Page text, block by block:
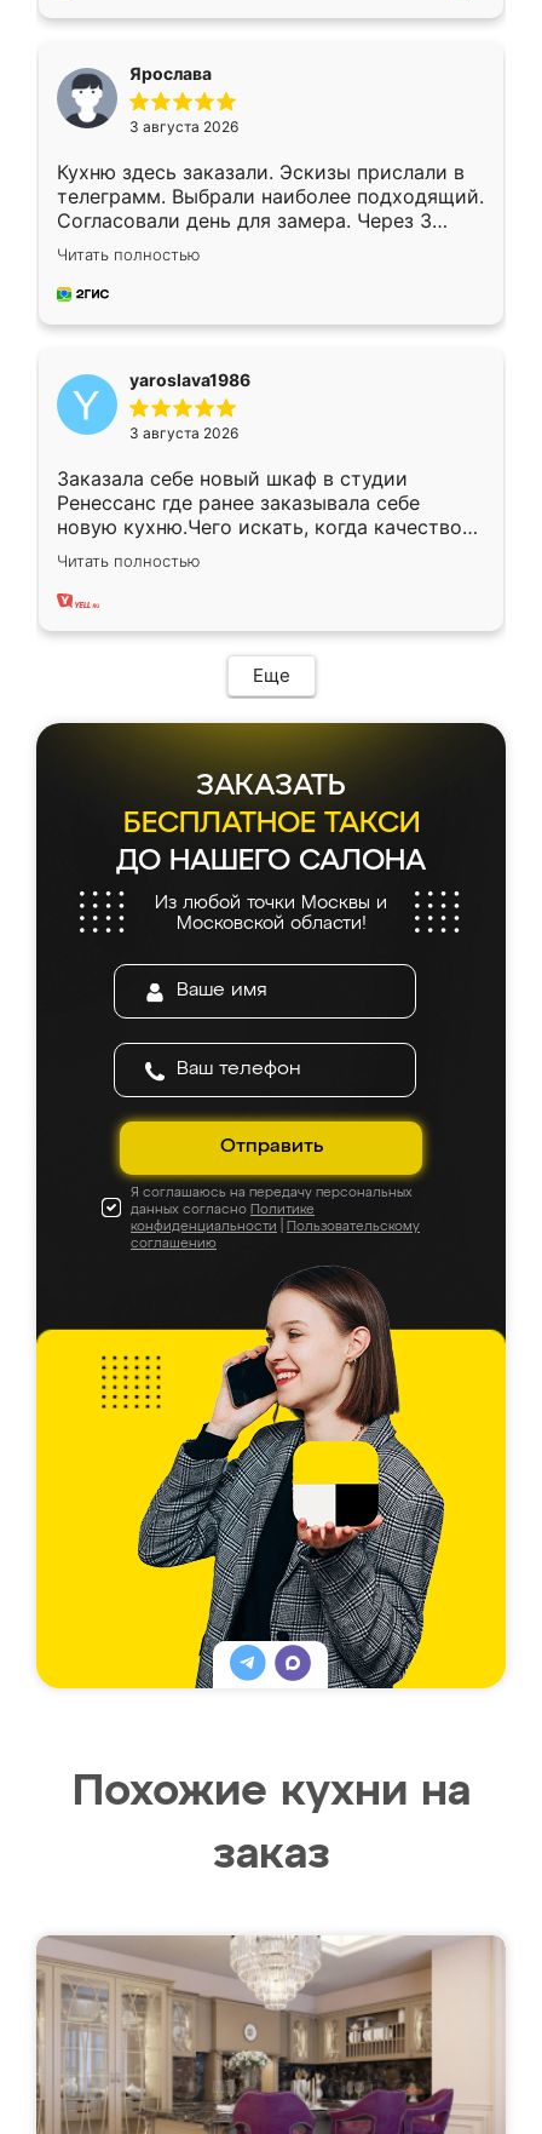
Ярослава
3 августа 2026
Кухню здесь заказали. Эскизы прислали в
телеграмм. Выбрали наиболее подходящий.
Согласовали день для замера. Через 3
недели кухня была уже готова. Остались
довольны работой. Спасибо Ренессанс
мебель за качественную работу!
Читать полностью
yaroslava1986
3 августа 2026
Заказала себе новый шкаф в студии
Ренессанс где ранее заказывала себе
новую кухню.Чего искать, когда качеством
вполне довольна. Служит кухня уже почти
два года, нареканий нет.
Читать полностью
Еще
ЗАКАЗАТЬ
БЕСПЛАТНОЕ ТАКСИ
ДО НАШЕГО САЛОНА
Из любой точки Москвы и
Московской области!
Отправить
Я соглашаюсь на передачу персональных
данных согласно Политике
конфиденциальности
Пользовательскому
соглашению
Похожие кухни на
заказ